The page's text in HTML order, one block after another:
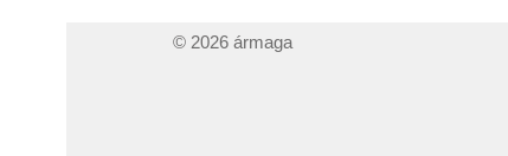
© 2026 ármaga